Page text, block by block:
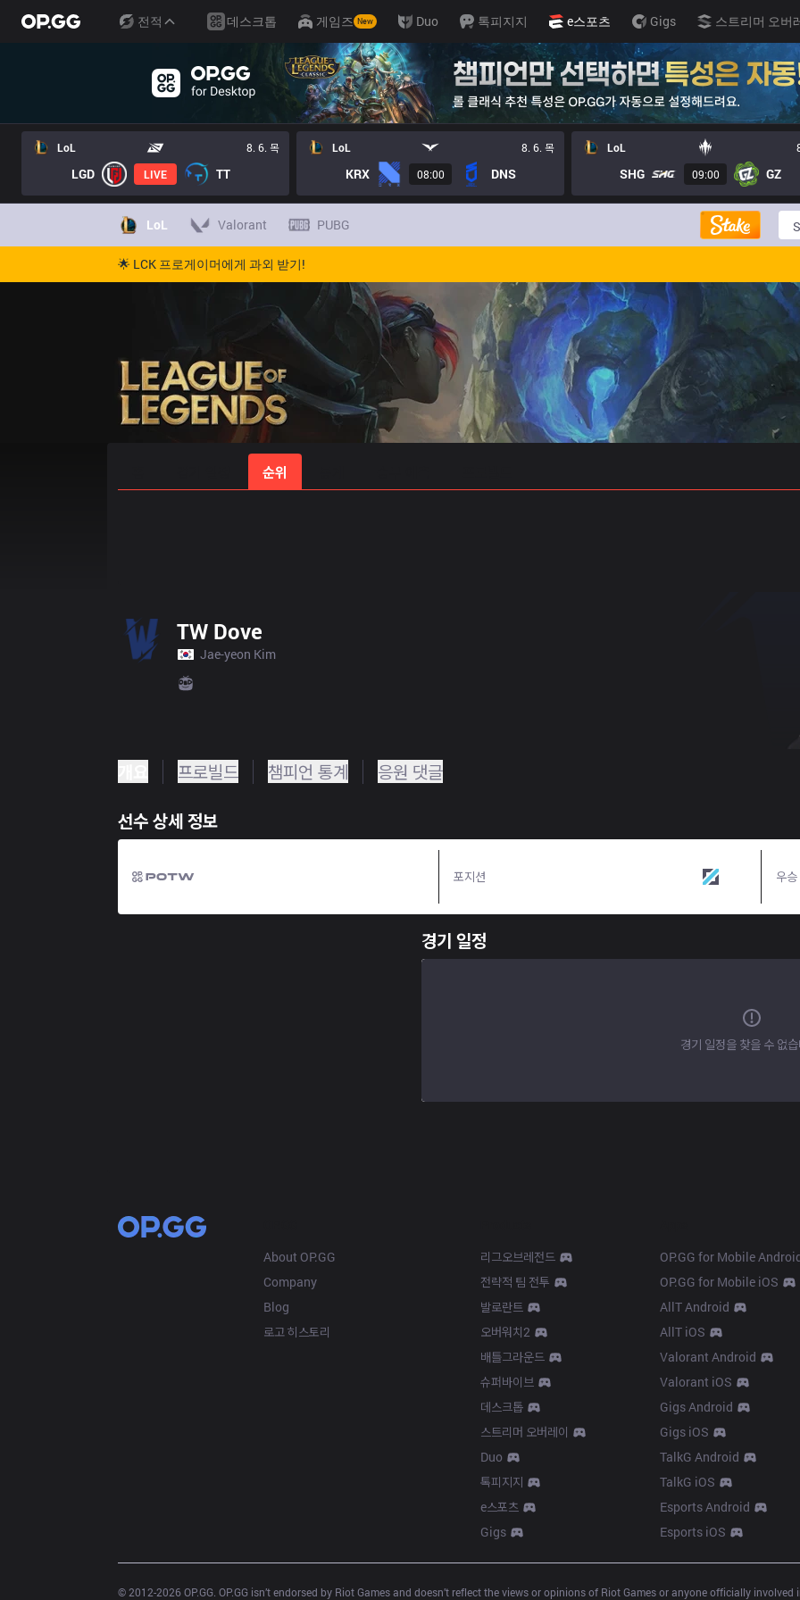
전적 데스크톱 게임즈 New Duo 톡피지지 e스포츠 Gigs 스트리머 오버
LoL 8. 6. 목
LGD LIVE TT
LoL 8. 6. 목
KRX 08:00 DNS
LoL
SHG 09:00 GZ
LoL Valorant PUBG
🌟 LCK 프로게이머에게 과외 받기!
순위
TW Dove
Jae-yeon Kim
프로빌드 챔피언 통계 응원 댓글
선수 상세 정보
포지션 우승
경기 일정
경기 일정을 찾을 수 없
About OP.GG
Company
Blog
로고 히스토리
리그오브레전드
전략적 팀 전투
발로란트
오버워치2
배틀그라운드
슈퍼바이브
데스크톱
스트리머 오버레이
Duo
톡피지지
e스포츠
Gigs
OP.GG for Mobile
OP.GG for Mobile iOS
AllT Android
AllT iOS
Valorant Android
Valorant iOS
Gigs Android
Gigs iOS
TalkG Android
TalkG iOS
Esports Android
Esports iOS
© 2012-2026 OP.GG. OP.GG isn’t endorsed by Riot Games and doesn’t reflect the views or opinions of Riot Games or anyone officially